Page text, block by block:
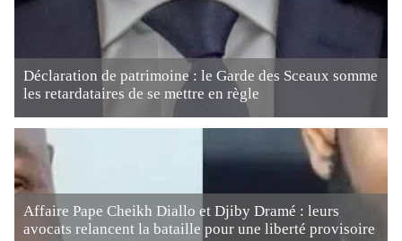
Déclaration de patrimoine : le Garde des Sceaux somme
les retardataires de se mettre en règle
Affaire Pape Cheikh Diallo et Djiby Dramé : leurs
avocats relancent la bataille pour une liberté provisoire